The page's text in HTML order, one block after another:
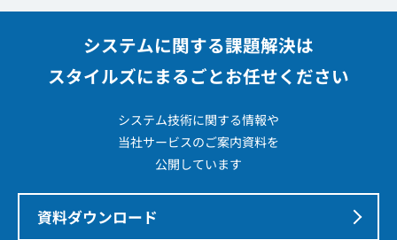
システムに関する課題解決は
スタイルズにまるごとお任せください
システム技術に関する情報や
当社サービスのご案内資料を
公開しています
資料ダウンロード